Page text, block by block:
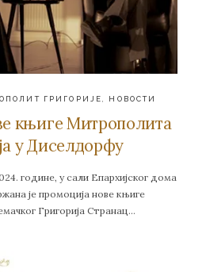
ГРИГОРИЈЕ НОВОСТИ
књиге Митрополита
у Диселдорфу
године, у сали Епархијског дома
је промоција нове књиге
Григорија Странац…